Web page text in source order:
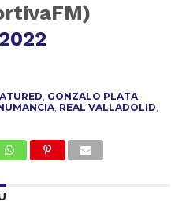
, GONZALO PLATA,
, REAL VALLADOLID,